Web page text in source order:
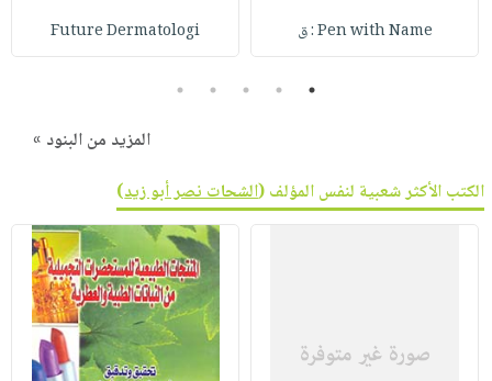
Pen with Name : ق Future Dermatologi
1
2
3
4
5
المزيد من البنود »
الكتب الأكثر شعبية لنفس المؤلف (الشحات نصر أبو زيد)